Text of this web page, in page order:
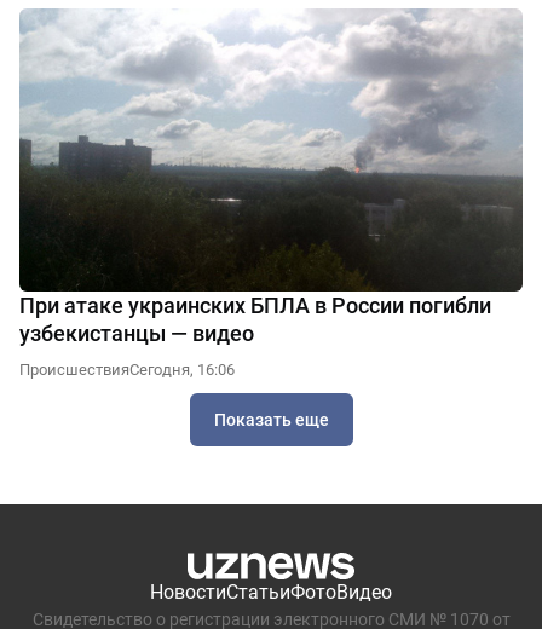
При атаке украинских БПЛА в России погибли
узбекистанцы — видео
ПроисшествияСегодня, 16:06
Показать еще
НовостиСтатьиФотоВидео
Свидетельство о регистрации электронного СМИ № 1070 от